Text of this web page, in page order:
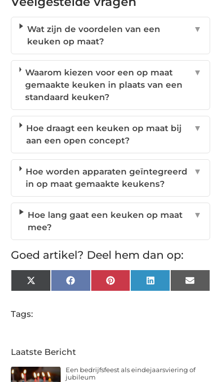
Wat zijn de voordelen van een
keuken op maat?
▼
Waarom kiezen voor een op maat
gemaakte keuken in plaats van een
standaard keuken?
▼
Hoe draagt een keuken op maat bij
aan een open concept?
▼
Hoe worden apparaten geïntegreerd
in op maat gemaakte keukens?
▼
Hoe lang gaat een keuken op maat
mee?
▼
Goed artikel? Deel hem dan op:
X
(Twitter)
FacebookPinterestLinkedInEmail
Tags:
Laatste Bericht
Een bedrijfsfeest als eindejaarsviering of
jubileum